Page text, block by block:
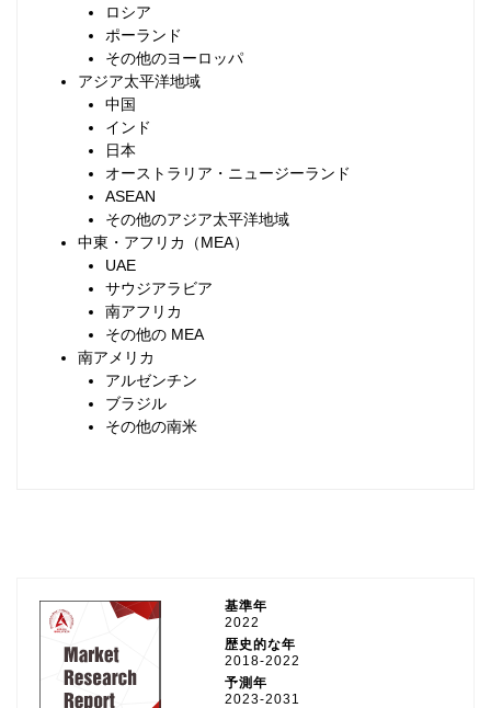
ロシア
ポーランド
その他のヨーロッパ
アジア太平洋地域
中国
インド
日本
オーストラリア・ニュージーランド
ASEAN
その他のアジア太平洋地域
中東・アフリカ（MEA）
UAE
サウジアラビア
南アフリカ
その他の MEA
南アメリカ
アルゼンチン
ブラジル
その他の南米
基準年
2022
歴史的な年
2018-2022
予測年
2023-2031